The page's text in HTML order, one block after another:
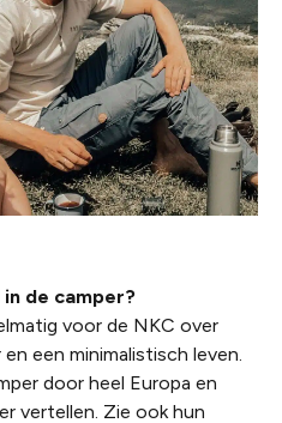
de camper?
voor de NKC over
een minimalistisch leven.
door heel Europa en
vertellen. Zie ook hun